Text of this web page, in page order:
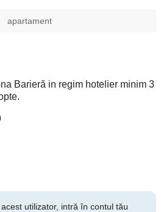
apartament
Barieră in regim hotelier minim 3
utilizator, intră în contul tău